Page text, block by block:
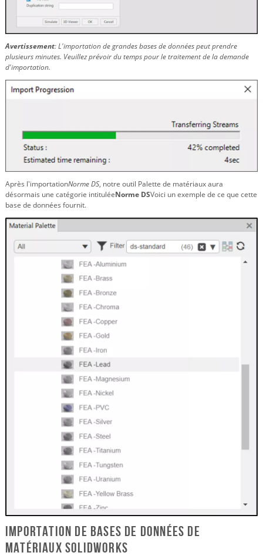
Avertissement: L'importation de grandes bases de données peut prendre
plusieurs minutes. Veuillez prévoir du temps pour le traitement de la demande
d'importation.
Après l'importationNorme DS, notre outil Palette de matériaux aura
désormais une catégorie intituléeNorme DSVoici un exemple de ce que cette
base de données fournit.
Importation de bases de données de
matériaux SOLIDWORKS